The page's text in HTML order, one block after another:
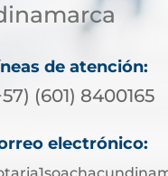
de atención:
(601) 8400165
electrónico: